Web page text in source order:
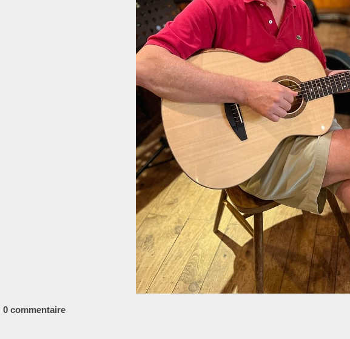
0 commentaire